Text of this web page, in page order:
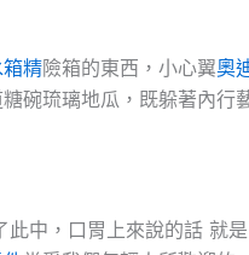
精險箱的東西，小心翼奧
碗琉璃地瓜，既躲著內行
中，口胃上來說的話 就